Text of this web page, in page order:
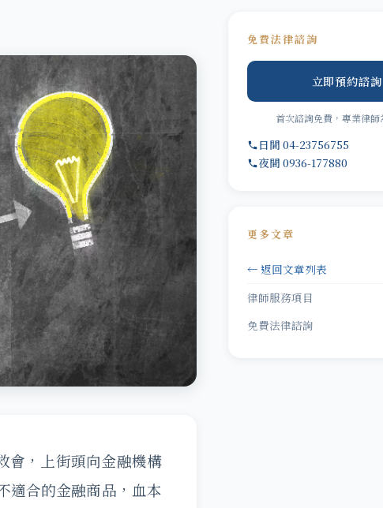
會，上街頭向金融機構
適合的金融商品，血本
免費法律諮詢
立即預約諮詢
首次諮詢免費，專業律師
日間 04-23756755
夜間 0936-177880
更多文章
← 返回文章列表
律師服務項目
免費法律諮詢